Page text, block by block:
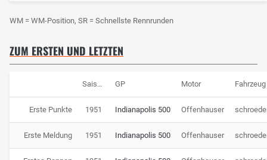
WM = WM-Position, SR = Schnellste Rennrunden
ZUM ERSTEN UND LETZTEN
Saison GP Motor Fahrzeug
Erste Punkte 1951 Indianapolis 500 Offenhauser
Erste Meldung 1951 Indianapolis 500 Offenhauser